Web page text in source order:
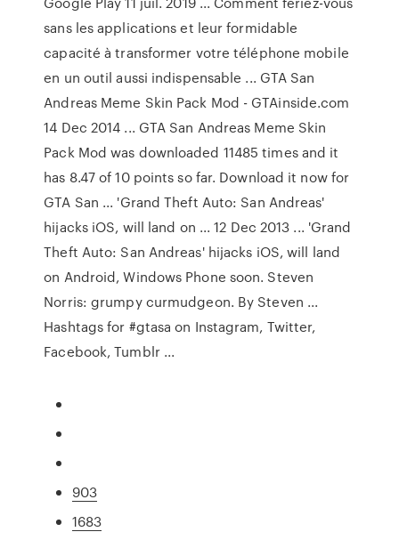
sans les applications et leur formidable
capacité à transformer votre téléphone mobile
en un outil aussi indispensable ... GTA San
Andreas Meme Skin Pack Mod - GTAinside.com
14 Dec 2014 ... GTA San Andreas Meme Skin
Pack Mod was downloaded 11485 times and it
has 8.47 of 10 points so far. Download it now for
GTA San ... 'Grand Theft Auto: San Andreas'
hijacks iOS, will land on ... 12 Dec 2013 ... 'Grand
Theft Auto: San Andreas' hijacks iOS, will land
on Android, Windows Phone soon. Steven
Norris: grumpy curmudgeon. By Steven ...
Hashtags for #gtasa on Instagram, Twitter,
Facebook, Tumblr ...
903
1683